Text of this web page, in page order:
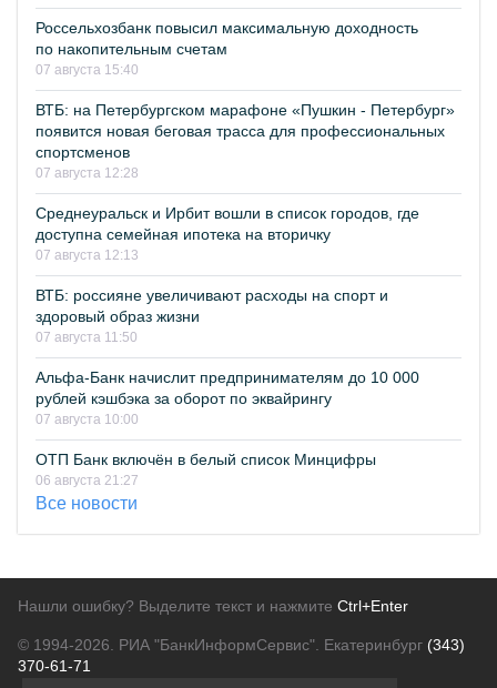
Россельхозбанк повысил максимальную доходность
по накопительным счетам
07 августа 15:40
ВТБ: на Петербургском марафоне «Пушкин - Петербург»
появится новая беговая трасса для профессиональных
спортсменов
07 августа 12:28
Среднеуральск и Ирбит вошли в список городов, где
доступна семейная ипотека на вторичку
07 августа 12:13
ВТБ: россияне увеличивают расходы на спорт и
здоровый образ жизни
07 августа 11:50
Альфа-Банк начислит предпринимателям до 10 000
рублей кэшбэка за оборот по эквайрингу
07 августа 10:00
ОТП Банк включён в белый список Минцифры
06 августа 21:27
Все новости
Нашли ошибку? Выделите текст и нажмите Ctrl+Enter
© 1994-2026. РИА "БанкИнформСервис". Екатеринбург (343)
370-61-71